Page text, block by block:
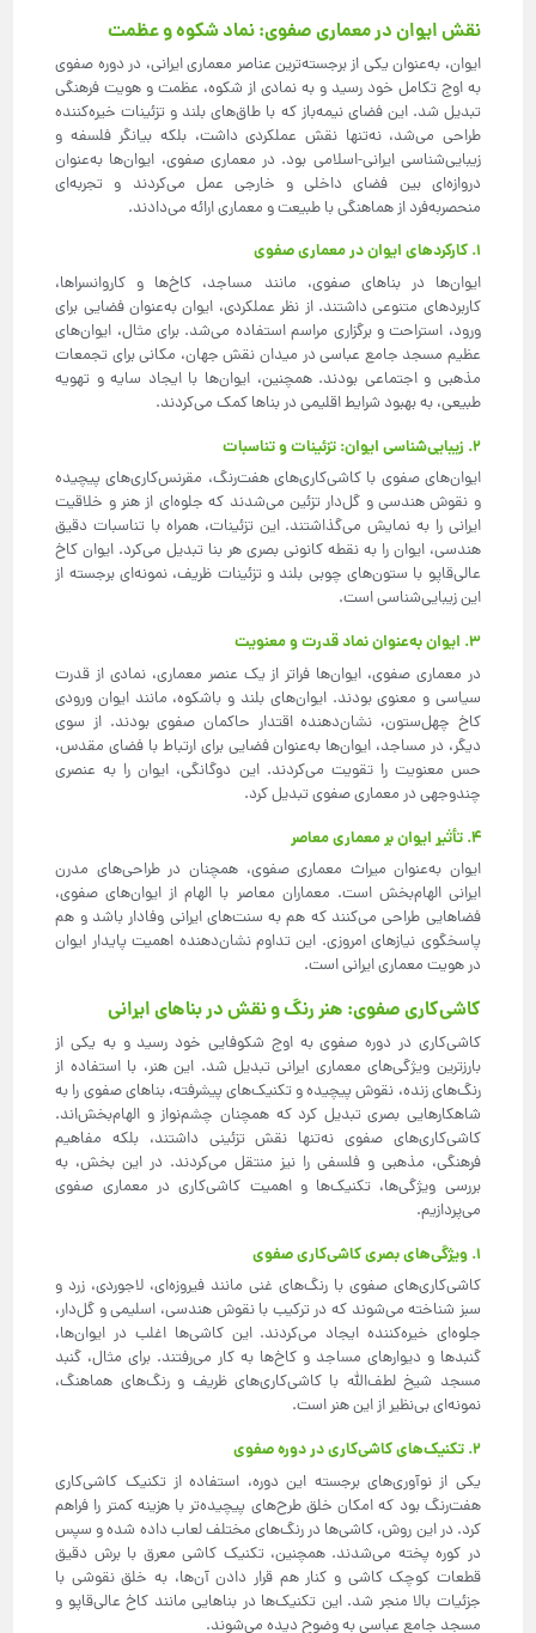
نقش ایوان در معماری صفوی: نماد شکوه و عظمت
ایوان، به‌عنوان یکی از برجسته‌ترین عناصر معماری ایرانی، در دوره صفوی
به اوج تکامل خود رسید و به نمادی از شکوه، عظمت و هویت فرهنگی
تبدیل شد. این فضای نیمه‌باز که با طاق‌های بلند و تزئینات خیره‌کننده
طراحی می‌شد، نه‌تنها نقش عملکردی داشت، بلکه بیانگر فلسفه و
زیبایی‌شناسی ایرانی-اسلامی بود. در معماری صفوی، ایوان‌ها به‌عنوان
دروازه‌ای بین فضای داخلی و خارجی عمل می‌کردند و تجربه‌ای
منحصربه‌فرد از هماهنگی با طبیعت و معماری ارائه می‌دادند.
1. کارکردهای ایوان در معماری صفوی
ایوان‌ها در بناهای صفوی، مانند مساجد، کاخ‌ها و کاروانسراها،
کاربردهای متنوعی داشتند. از نظر عملکردی، ایوان به‌عنوان فضایی برای
ورود، استراحت و برگزاری مراسم استفاده می‌شد. برای مثال، ایوان‌های
عظیم مسجد جامع عباسی در میدان نقش جهان، مکانی برای تجمعات
مذهبی و اجتماعی بودند. همچنین، ایوان‌ها با ایجاد سایه و تهویه
طبیعی، به بهبود شرایط اقلیمی در بناها کمک می‌کردند.
2. زیبایی‌شناسی ایوان: تزئینات و تناسبات
ایوان‌های صفوی با کاشی‌کاری‌های هفت‌رنگ، مقرنس‌کاری‌های پیچیده
و نقوش هندسی و گل‌دار تزئین می‌شدند که جلوه‌ای از هنر و خلاقیت
ایرانی را به نمایش می‌گذاشتند. این تزئینات، همراه با تناسبات دقیق
هندسی، ایوان را به نقطه کانونی بصری هر بنا تبدیل می‌کرد. ایوان کاخ
عالی‌قاپو با ستون‌های چوبی بلند و تزئینات ظریف، نمونه‌ای برجسته از
این زیبایی‌شناسی است.
3. ایوان به‌عنوان نماد قدرت و معنویت
در معماری صفوی، ایوان‌ها فراتر از یک عنصر معماری، نمادی از قدرت
سیاسی و معنوی بودند. ایوان‌های بلند و باشکوه، مانند ایوان ورودی
کاخ چهل‌ستون، نشان‌دهنده اقتدار حاکمان صفوی بودند. از سوی
دیگر، در مساجد، ایوان‌ها به‌عنوان فضایی برای ارتباط با فضای مقدس،
حس معنویت را تقویت می‌کردند. این دوگانگی، ایوان را به عنصری
چندوجهی در معماری صفوی تبدیل کرد.
4. تأثیر ایوان بر معماری معاصر
ایوان به‌عنوان میراث معماری صفوی، همچنان در طراحی‌های مدرن
ایرانی الهام‌بخش است. معماران معاصر با الهام از ایوان‌های صفوی،
فضاهایی طراحی می‌کنند که هم به سنت‌های ایرانی وفادار باشد و هم
پاسخگوی نیازهای امروزی. این تداوم نشان‌دهنده اهمیت پایدار ایوان
در هویت معماری ایرانی است.
کاشی‌کاری صفوی: هنر رنگ و نقش در بناهای ایرانی
کاشی‌کاری در دوره صفوی به اوج شکوفایی خود رسید و به یکی از
بارزترین ویژگی‌های معماری ایرانی تبدیل شد. این هنر، با استفاده از
رنگ‌های زنده، نقوش پیچیده و تکنیک‌های پیشرفته، بناهای صفوی را به
شاهکارهایی بصری تبدیل کرد که همچنان چشم‌نواز و الهام‌بخش‌اند.
کاشی‌کاری‌های صفوی نه‌تنها نقش تزئینی داشتند، بلکه مفاهیم
فرهنگی، مذهبی و فلسفی را نیز منتقل می‌کردند. در این بخش، به
بررسی ویژگی‌ها، تکنیک‌ها و اهمیت کاشی‌کاری در معماری صفوی
می‌پردازیم.
1. ویژگی‌های بصری کاشی‌کاری صفوی
کاشی‌کاری‌های صفوی با رنگ‌های غنی مانند فیروزه‌ای، لاجوردی، زرد و
سبز شناخته می‌شوند که در ترکیب با نقوش هندسی، اسلیمی و گل‌دار،
جلوه‌ای خیره‌کننده ایجاد می‌کردند. این کاشی‌ها اغلب در ایوان‌ها،
گنبدها و دیوارهای مساجد و کاخ‌ها به کار می‌رفتند. برای مثال، گنبد
مسجد شیخ لطف‌الله با کاشی‌کاری‌های ظریف و رنگ‌های هماهنگ،
نمونه‌ای بی‌نظیر از این هنر است.
2. تکنیک‌های کاشی‌کاری در دوره صفوی
یکی از نوآوری‌های برجسته این دوره، استفاده از تکنیک کاشی‌کاری
هفت‌رنگ بود که امکان خلق طرح‌های پیچیده‌تر با هزینه کمتر را فراهم
کرد. در این روش، کاشی‌ها در رنگ‌های مختلف لعاب داده شده و سپس
در کوره پخته می‌شدند. همچنین، تکنیک کاشی معرق با برش دقیق
قطعات کوچک کاشی و کنار هم قرار دادن آن‌ها، به خلق نقوشی با
جزئیات بالا منجر شد. این تکنیک‌ها در بناهایی مانند کاخ عالی‌قاپو و
مسجد جامع عباسی به وضوح دیده می‌شوند.